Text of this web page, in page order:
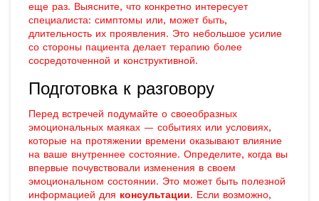
еще раз. Выясните, что конкретно интересует
специалиста: симптомы или, может быть,
длительность их проявления. Это небольшое усилие
со стороны пациента делает терапию более
сосредоточенной и конструктивной.
Подготовка к разговору
Перед встречей подумайте о своеобразных
эмоциональных маяках — событиях или условиях,
которые на протяжении времени оказывают влияние
на ваше внутреннее состояние. Определите, когда вы
впервые почувствовали изменения в своем
эмоциональном состоянии. Это может быть полезной
информацией для консультации. Если возможно,